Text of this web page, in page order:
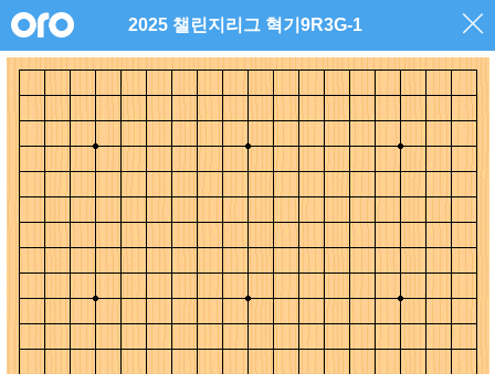
2025 챌린지리그 혁기9R3G-1